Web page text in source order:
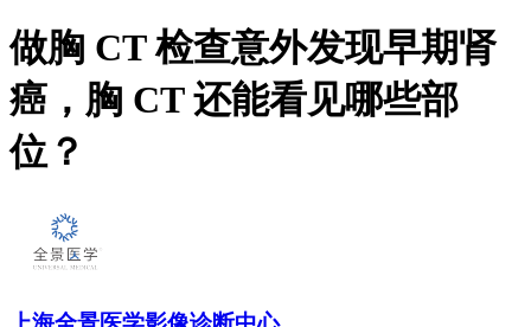
做胸 CT 检查意外发现早期肾
癌，胸 CT 还能看见哪些部
位？